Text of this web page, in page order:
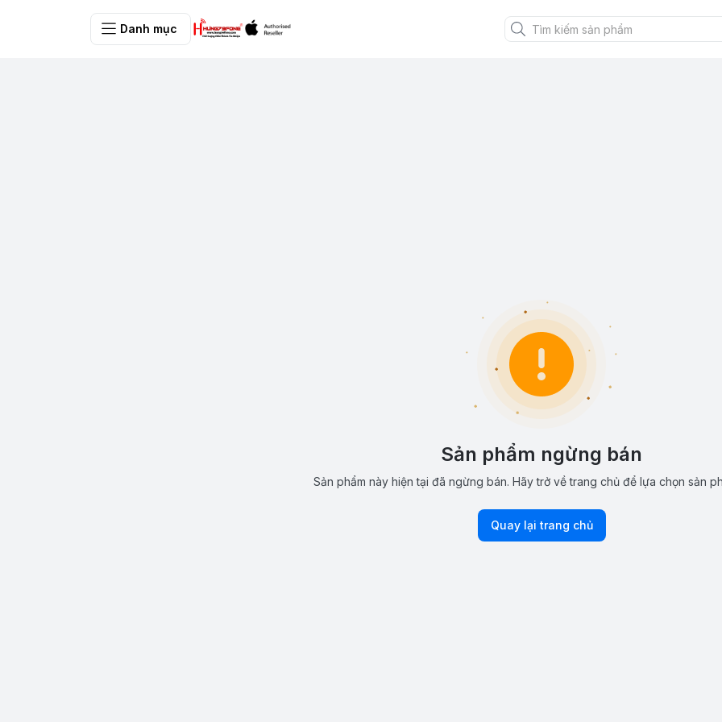
Danh mục
Sản phẩm ngừng bán
Sản phẩm này hiện tại đã ngừng bán. Hãy trở về trang chủ để lựa chọn sản
Quay lại trang chủ